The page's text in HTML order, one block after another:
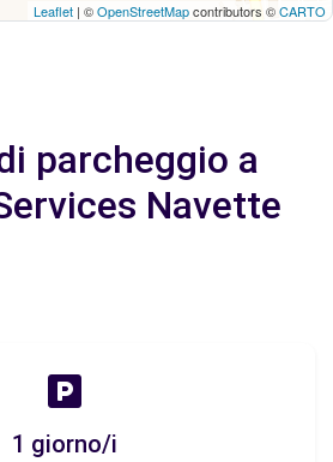
Leaflet | ©OpenStreetMapcontributors ©CARTO
parcheggio a
Navette
1 giorno/i